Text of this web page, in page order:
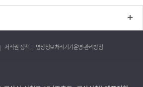
저작권 정책 영상정보처리기기운영·관리방침